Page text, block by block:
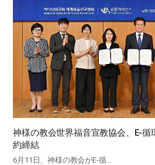
神様の教会世界福音宣教協会、E-循
約締結
6月11日、神様の教会がE-循…